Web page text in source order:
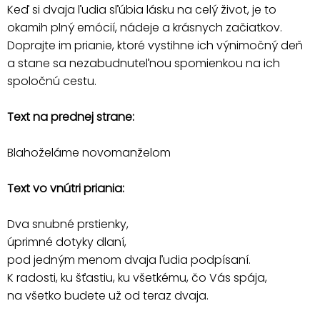
Keď si dvaja ľudia sľúbia lásku na celý život, je to
okamih plný emócií, nádeje a krásnych začiatkov.
Doprajte im prianie, ktoré vystihne ich výnimočný deň
a stane sa nezabudnuteľnou spomienkou na ich
spoločnú cestu.
Text na prednej strane:
Blahoželáme novomanželom
Text vo vnútri priania:
Dva snubné prstienky,
úprimné dotyky dlaní,
pod jedným menom dvaja ľudia podpísaní.
K radosti, ku šťastiu, ku všetkému, čo Vás spája,
na všetko budete už od teraz dvaja.